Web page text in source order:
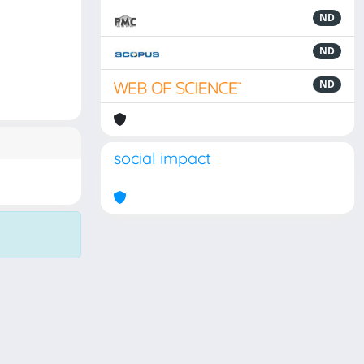
ND
ND
ND
social impact